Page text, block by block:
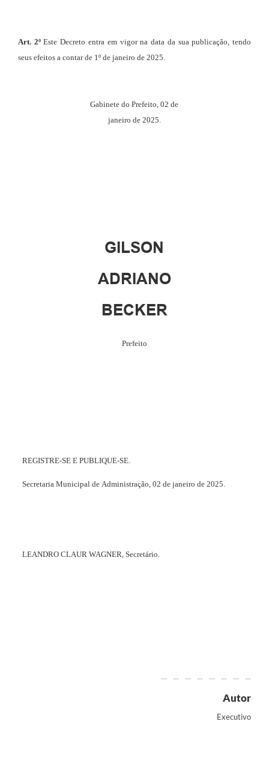
Art. 2º Este Decreto entra em vigor na data da sua publicação, tendo
seus efeitos a contar de 1º de janeiro de 2025.
Gabinete do Prefeito, 02 de
janeiro de 2025.
GILSON
ADRIANO
BECKER
Prefeito
REGISTRE-SE E PUBLIQUE-SE.
Secretaria Municipal de Administração, 02 de janeiro de 2025.
LEANDRO CLAUR WAGNER, Secretário.
Autor
Executivo